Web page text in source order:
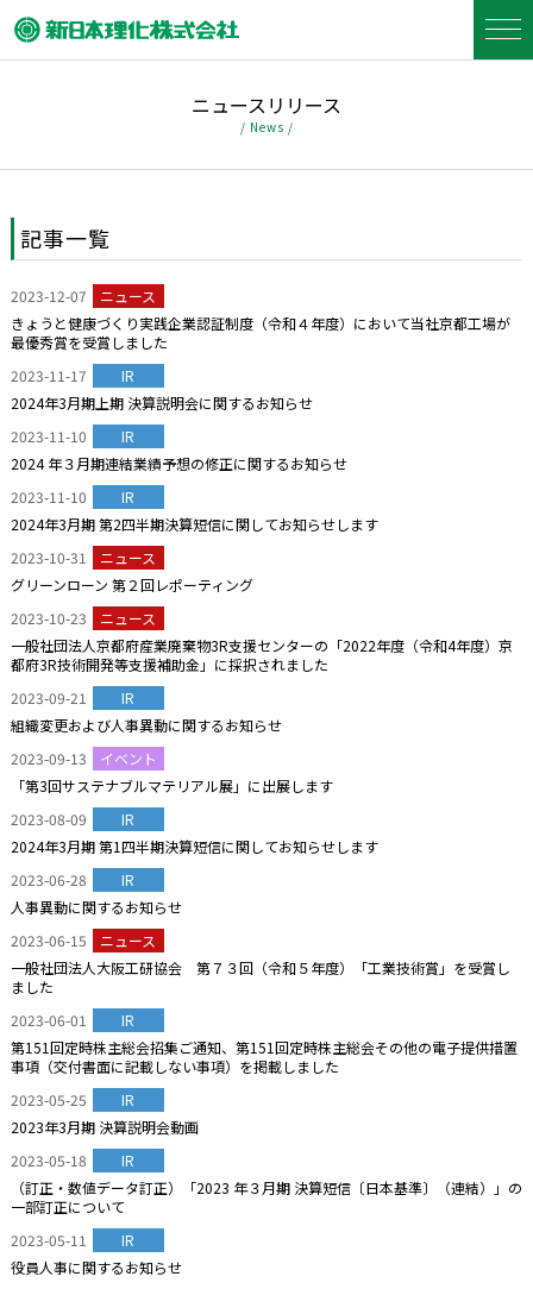
ニュースリリース
/ News /
記事一覧
2023-12-07
ニュース
きょうと健康づくり実践企業認証制度（令和４年度）において当社京都工場が
最優秀賞を受賞しました
2023-11-17
IR
2024年3月期上期 決算説明会に関するお知らせ
2023-11-10
IR
2024 年３月期連結業績予想の修正に関するお知らせ
2023-11-10
IR
2024年3月期 第2四半期決算短信に関してお知らせします
2023-10-31
ニュース
グリーンローン 第２回レポーティング
2023-10-23
ニュース
一般社団法人京都府産業廃棄物3R支援センターの「2022年度（令和4年度）京
都府3R技術開発等支援補助金」に採択されました
2023-09-21
IR
組織変更および人事異動に関するお知らせ
2023-09-13
イベント
「第3回サステナブルマテリアル展」に出展します
2023-08-09
IR
2024年3月期 第1四半期決算短信に関してお知らせします
2023-06-28
IR
人事異動に関するお知らせ
2023-06-15
ニュース
一般社団法人大阪工研協会 第７３回（令和５年度）「工業技術賞」を受賞し
ました
2023-06-01
IR
第151回定時株主総会招集ご通知、第151回定時株主総会その他の電子提供措置
事項（交付書面に記載しない事項）を掲載しました
2023-05-25
IR
2023年3月期 決算説明会動画
2023-05-18
IR
（訂正・数値データ訂正）「2023 年３月期 決算短信〔日本基準〕（連結）」の
一部訂正について
2023-05-11
IR
役員人事に関するお知らせ